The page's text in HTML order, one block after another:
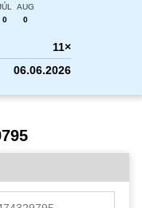
0
AUG
0
11×
06.06.2026